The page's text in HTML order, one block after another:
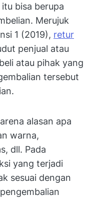
bisa berupa
Merujuk
1 (2019), retur
penjual atau
atau pihak yang
tersebut
alasan apa
warna,
dll. Pada
yang terjadi
sesuai dengan